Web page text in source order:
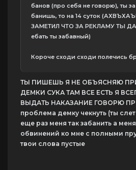
банов (про себя не говорю), ты за
банишь, то на 14 суток
ЗАМЕТИЛ ЧТО ЗА РЕКЛАМУ ТЫ
ебать ты забавный)
Короче сходи сходи полечись
ТЫ ПИШЕШЬ Я НЕ ОБЪЯСНЯЮ
ДЕМКИ СУКА ТАМ ВСЕ ЕСТЬ Я
ВЫДАТЬ НАКАЗАНИЕ ГОВОРЮ
проблема демку чекнуть (ты
еще раз меня так забанить а
обвинений ко мне с полными
твои слова пустые